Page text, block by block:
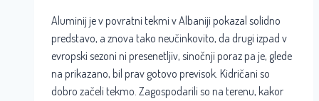
Aluminij je v povratni tekmi v Albaniji pokazal solidno
predstavo, a znova tako neučinkovito, da drugi izpad v
evropski sezoni ni presenetljiv, sinočnji poraz pa je, glede
na prikazano, bil prav gotovo previsok. Kidričani so
dobro začeli tekmo. Zagospodarili so na terenu, kakor